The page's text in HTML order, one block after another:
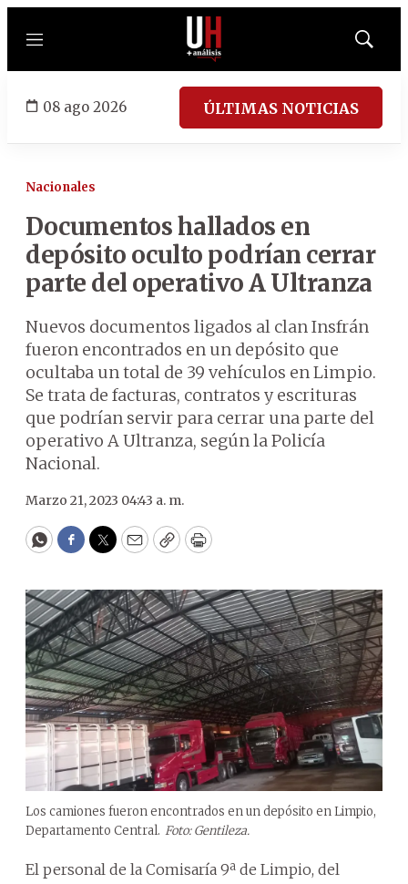
Menú
Mostrar
08 ago 2026 ÚLTIMAS NOTICIAS
Nacionales
Documentos hallados en
depósito oculto podrían cerrar
parte del operativo A Ultranza
Nuevos documentos ligados al clan Insfrán
fueron encontrados en un depósito que
ocultaba un total de 39 vehículos en Limpio.
Se trata de facturas, contratos y escrituras
que podrían servir para cerrar una parte del
operativo A Ultranza, según la Policía
Nacional.
Marzo 21, 2023 04:43 a. m.
WhatsApp
Facebook
Twitter
EmailCopyPrint
Los camiones fueron encontrados en un depósito en Limpio,
Departamento Central. Foto: Gentileza.
El personal de la Comisaría 9ª de Limpio, del